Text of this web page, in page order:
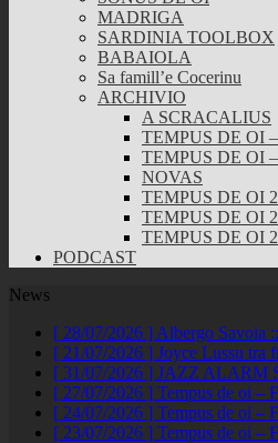
MADRIGA
SARDINIA TOOLBOX
BABAIOLA
Sa famill’e Cocerinu
ARCHIVIO
A SCRACALIUS
TEMPUS DE OI
TEMPUS DE OI
NOVAS
TEMPUS DE OI
TEMPUS DE OI
TEMPUS DE OI
PODCAST
News
[ 28/07/2026 ] Albergo Savoia
[ 21/07/2026 ] Joyce Lussu tra
[ 31/07/2026 ] JAZZ ALARM
[ 27/07/2026 ] Tempus de oi –
[ 24/07/2026 ] Tempus de oi –
[ 23/07/2026 ] Tempus de oi –